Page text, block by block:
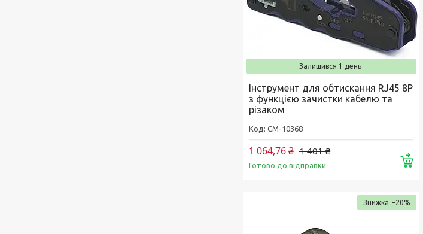
Залишився 1 день
Інструмент для обтискання RJ45 8P
з функцією зачистки кабелю та
різаком
CM-10368
1 401 ₴
1 064,76 ₴
Готово до відправки
–20%